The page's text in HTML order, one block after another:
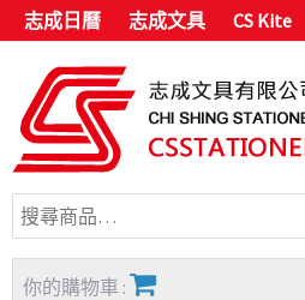
志成日曆 志成文具 CS Kite
你的購物車 :